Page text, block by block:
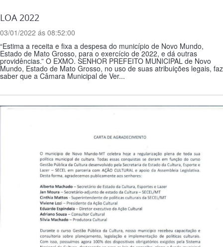
LOA 2022
03/01/2022 ás 08:52:00
“Estima a receita e fixa a despesa do município de Novo Mundo,
Estado de Mato Grosso, para o exercício de 2022, e dá outras
providências.” O EXMO. SENHOR PREFEITO MUNICIPAL de Novo
Mundo, Estado de Mato Grosso, no uso de suas atribuições legais, faz
saber que a Câmara Municipal de Ver...